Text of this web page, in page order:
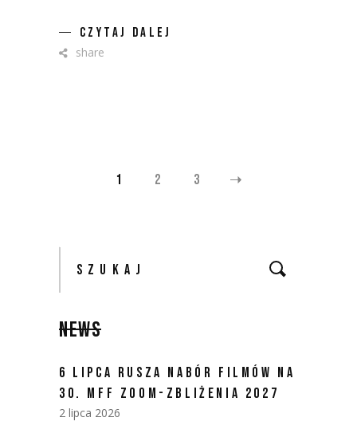
CZYTAJ DALEJ
share
NAWIGACJA
PO
1 2 3
Szukaj:
NEWS
6 LIPCA RUSZA NABÓR FILMÓW NA
30. MFF ZOOM-ZBLIŻENIA 2027
2 lipca 2026